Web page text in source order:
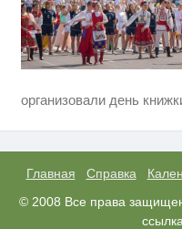
организовали день
Главная Справка
© 2008 Все права
а смеяться вы
Ржу не
пересмотришь